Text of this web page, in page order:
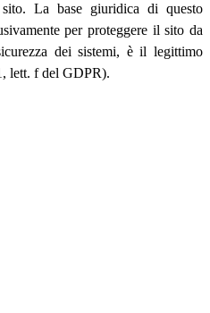
La base giuridica di questo
per proteggere il sito da
dei sistemi, è il legittimo
lett. f del GDPR).